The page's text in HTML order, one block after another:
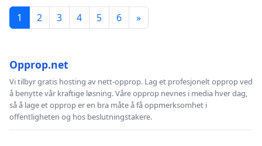
1 2 3 4 5 6 »
Opprop.net
Vi tilbyr gratis hosting av nett-opprop. Lag et profesjonelt opprop ved
å benytte vår kraftige løsning. Våre opprop nevnes i media hver dag,
så å lage et opprop er en bra måte å få oppmerksomhet i
offentligheten og hos beslutningstakere.